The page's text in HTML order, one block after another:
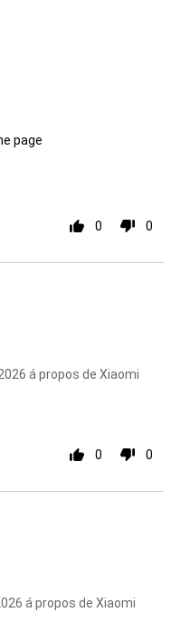
page
0 0
á propos de Xiaomi
0 0
á propos de Xiaomi